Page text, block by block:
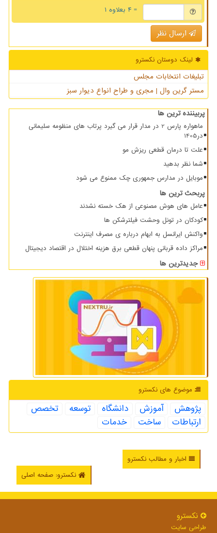
= ۴ بعلاوه ۱
ارسال نظر
لینک دوستان نكسترو
تبلیغات انتخابات مجلس
مستر گرین وال | مجری و طراح انواع دیوار سبز
پربیننده ترین ها
ماهواره پارس 2 در مدار قرار می گیرد پرتاب های منظومه سلیمانی
در1405
علت تا درمان قطعی ریزش مو
شما نظر بدهید
موبایل در مدارس جمهوری چک ممنوع می شود
پربحث ترین ها
عامل های هوش مصنوعی از هک خسته نشدند
کودکان در تونل وحشت فیلترشکن ها
واکنش ایرانسل به ابهام درباره ی مصرف اینترنت
مراکز داده قربانی پنهان قطعی برق هزینه اختلال در اقتصاد دیجیتال
جدیدترین ها
موضوع های نكسترو
پژوهش آموزش دانشگاه توسعه
تخصص
ارتباطات
ساخت خدمات
اخبار و مطالب نکسترو
نکسترو: صفحه اصلی
نكسترو
طراحی سایت